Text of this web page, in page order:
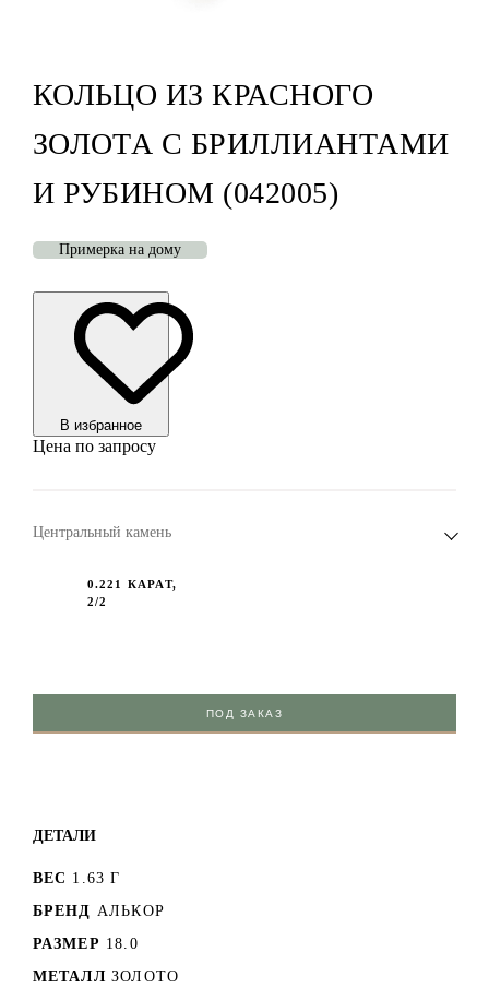
КОЛЬЦО ИЗ КРАСНОГО
ЗОЛОТА С БРИЛЛИАНТАМИ
И РУБИНОМ (042005)
Примерка на дому
В избранноe
Цена по запросу
Центральный камень
0.221 КАРАТ,
2/2
ПОД ЗАКАЗ
ДЕТАЛИ
ВЕС 1.63 Г
БРЕНД АЛЬКОР
РАЗМЕР 18.0
МЕТАЛЛ ЗОЛОТО